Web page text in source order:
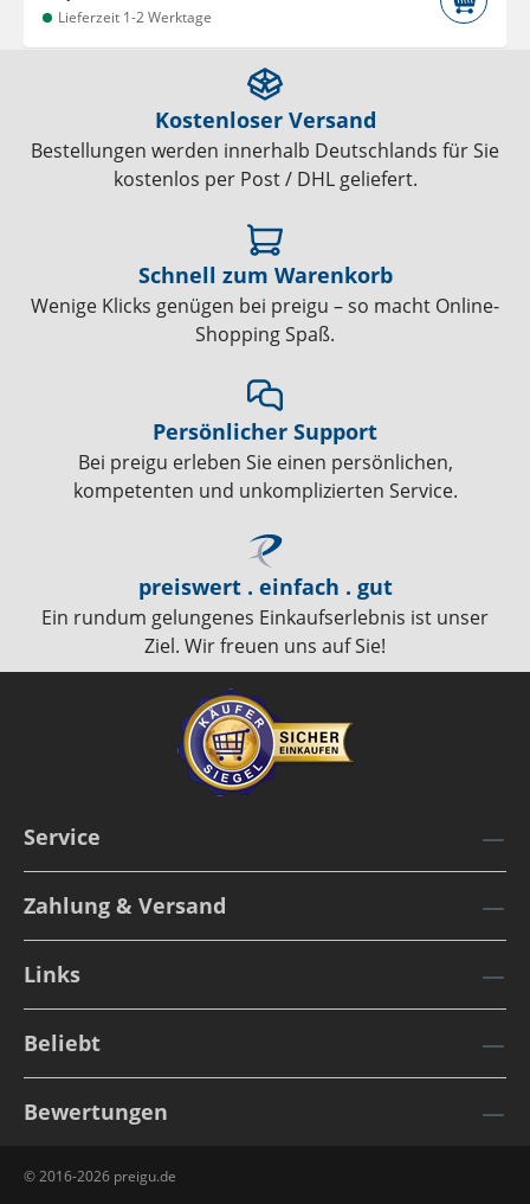
Lieferzeit 1-2 Werktage
Kostenloser Versand
Bestellungen werden innerhalb Deutschlands für Sie
kostenlos per Post / DHL geliefert.
Schnell zum Warenkorb
Wenige Klicks genügen bei preigu – so macht Online-
Shopping Spaß.
Persönlicher Support
Bei preigu erleben Sie einen persönlichen,
kompetenten und unkomplizierten Service.
preiswert . einfach . gut
Ein rundum gelungenes Einkaufserlebnis ist unser
Ziel. Wir freuen uns auf Sie!
Service
Zahlung & Versand
Links
Beliebt
Bewertungen
© 2016-2026 preigu.de